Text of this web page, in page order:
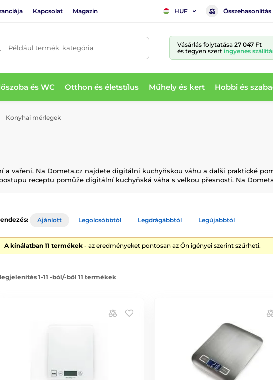
Kapcsolat Magazin HUF Összehasonlítás
Például termék, kategória Vásárlás folytatása 27 047 Ft
és tegyen szert ingyenes
és WC Otthon és életstílus Műhely és kert Hobbi és
Konyhai mérlegek
a vaření. Na Dometa.cz najdete digitální kuchyňskou váhu a další praktické
receptu pomůže digitální kuchyňská váha s velkou přesností. Na
Ajánlott Legolcsóbbtól Legdrágábbtól Legújabbtól
A kínálatban 11 termékek - az eredményeket pontosan az Ön igényei szerint szűrheti.
1-11 -ból/-ből 11 termékek